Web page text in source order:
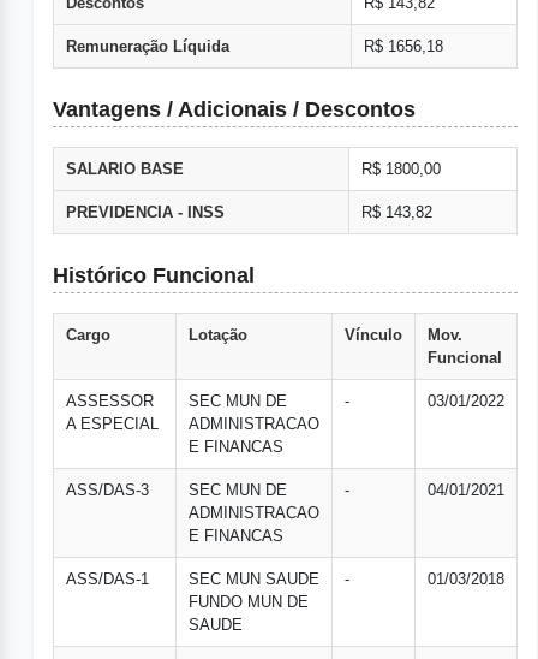
Remuneração Líquida R$ 1656,18
Vantagens / Adicionais / Descontos
SALARIO BASE R$ 1800,00
PREVIDENCIA - INSS R$ 143,82
Histórico Funcional
Cargo Lotação Vínculo
Mov.
Funcional
ASSESSOR
A ESPECIAL
SEC MUN DE
ADMINISTRACAO
E FINANCAS
- 03/01/2022
ASS/DAS-3
SEC MUN DE
ADMINISTRACAO
E FINANCAS
- 04/01/2021
ASS/DAS-1
SEC MUN SAUDE
FUNDO MUN DE
SAUDE
- 01/03/2018